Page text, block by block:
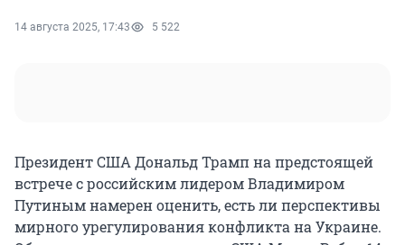
14 августа 2025, 17:43 5 522
Президент США Дональд Трамп на предстоящей
встрече с российским лидером Владимиром
Путиным намерен оценить, есть ли перспективы
мирного урегулирования конфликта на Украине.